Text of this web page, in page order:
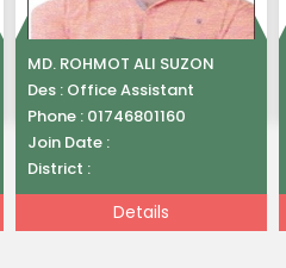
MD. ROHMOT ALI SUZON
Des : Office Assistant
Phone : 01746801160
Join Date :
District :
Details